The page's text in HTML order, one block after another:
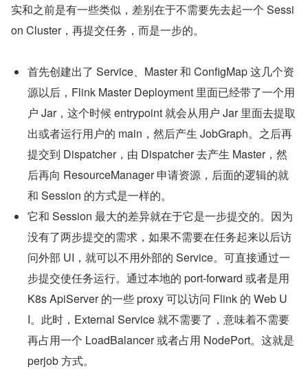
实和之前是有一些类似，差别在于不需要先去起一个 Sessi
on Cluster，再提交任务，而是一步的。
首先创建出了 Service、Master 和 ConfigMap 这几个资
源以后，Flink Master Deployment 里面已经带了一个用
户 Jar，这个时候 entrypoint 就会从用户 Jar 里面去提取
出或者运行用户的 main，然后产生 JobGraph。之后再
提交到 Dispatcher，由 Dispatcher 去产生 Master，然
后再向 ResourceManager 申请资源，后面的逻辑的就
和 Session 的方式是一样的。
它和 Session 最大的差异就在于它是一步提交的。因为
没有了两步提交的需求，如果不需要在任务起来以后访
问外部 UI，就可以不用外部的 Service。可直接通过一
步提交使任务运行。通过本地的 port-forward 或者是用
K8s ApiServer 的一些 proxy 可以访问 Flink 的 Web U
I。此时，External Service 就不需要了，意味着不需要
再占用一个 LoadBalancer 或者占用 NodePort。这就是
perjob 方式。